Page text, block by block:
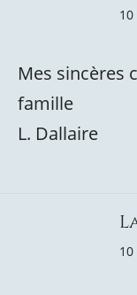
Mes sincères
famille
L. Dallaire